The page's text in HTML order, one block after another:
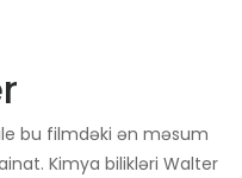
bu filmdəki ən məsum
Kimya bilikləri Walter